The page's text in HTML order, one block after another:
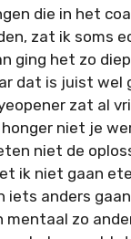
die in het
zat ik soms
ging het zo
dat is juist wel
zat al
honger niet je
niet de
ik niet gaan
iets anders
mentaal zo